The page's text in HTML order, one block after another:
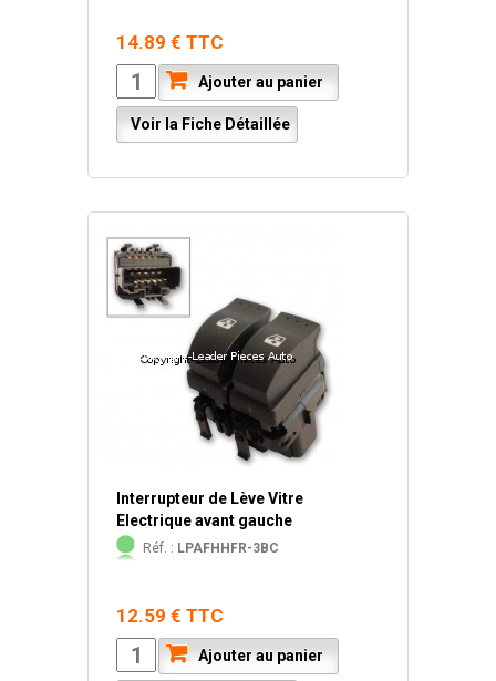
14.89 € TTC
Ajouter au panier
Voir la Fiche Détaillée
Interrupteur de Lève Vitre
Electrique avant gauche
Réf. : LPAFHHFR-3BC
12.59 € TTC
Ajouter au panier